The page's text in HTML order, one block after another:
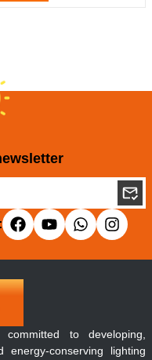
to developing,
conserving lighting